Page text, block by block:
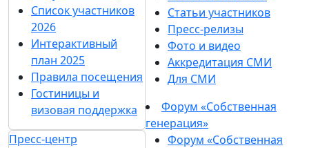
Список участников
2026
Интерактивный
план 2025
Правила посещения
Гостиницы и
визовая поддержка
Пресс-центр
Статьи участников
Пресс-релизы
Фото и видео
Аккредитация СМИ
Для СМИ
Форум «Собственная
генерация»
Форум «Собственная